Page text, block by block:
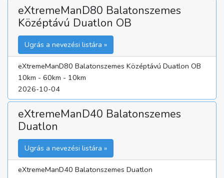
eXtremeManD80 Balatonszemes
Középtávú Duatlon OB
Ugrás a nevezési listára »
eXtremeManD80 Balatonszemes Középtávú Duatlon OB
10km - 60km - 10km
2026-10-04
eXtremeManD40 Balatonszemes
Duatlon
Ugrás a nevezési listára »
eXtremeManD40 Balatonszemes Duatlon